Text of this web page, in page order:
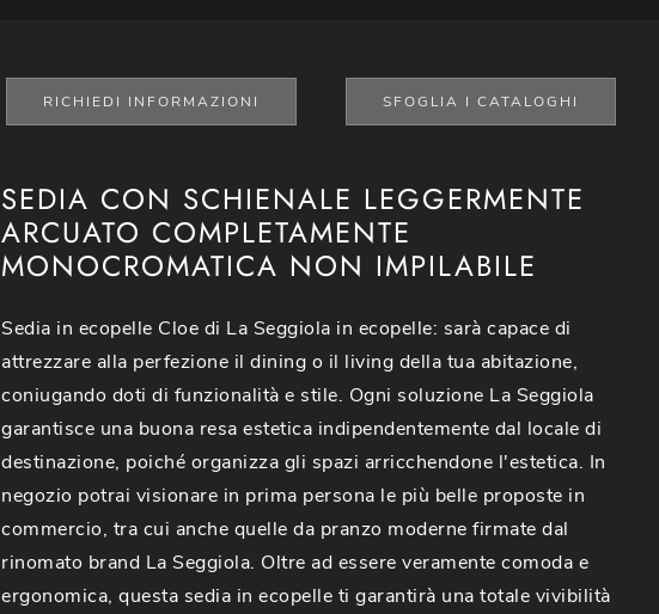
RICHIEDI INFORMAZIONI SFOGLIA I CATALOGHI
SEDIA CON SCHIENALE LEGGERMENTE
ARCUATO COMPLETAMENTE
MONOCROMATICA NON IMPILABILE
Sedia in ecopelle Cloe di La Seggiola in ecopelle: sarà capace di
attrezzare alla perfezione il dining o il living della tua abitazione,
coniugando doti di funzionalità e stile. Ogni soluzione La Seggiola
garantisce una buona resa estetica indipendentemente dal locale di
destinazione, poiché organizza gli spazi arricchendone l'estetica. In
negozio potrai visionare in prima persona le più belle proposte in
commercio, tra cui anche quelle da pranzo moderne firmate dal
rinomato brand La Seggiola. Oltre ad essere veramente comoda e
ergonomica, questa sedia in ecopelle ti garantirà una totale vivibilità